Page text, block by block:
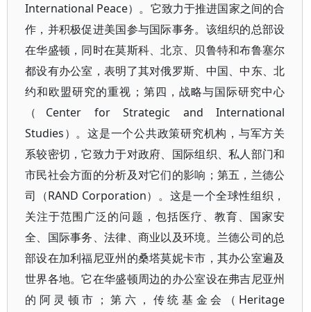
International Peace）。它致力于推进国家之间的合
作，并积极促进美国参与国际事务。该组织的总部设
在华盛顿，同时在莫斯科、北京、贝鲁特和布鲁塞尔
都设有办公室，表明了其对俄罗斯、中国、中东、北
约和欧盟研究的重视；第四，战略与国际研究中心
（Center for Strategic and International
Studies）。这是一个公共政策研究机构，与军方关
系较密切，它致力于对政府、国际组织、私人部门和
市民社会方面的分析及对它们的影响；第五，兰德公
司（RAND Corporation）。这是一个全球性组织，
关注于范围广泛的问题，包括医疗、教育、国家安
全、国际事务、法律、商业以及环境。兰德公司的总
部设在加利福尼亚州的桑塔莫妮卡市，其办公室遍及
世界各地。它在华盛顿周边的办公室设在弗吉尼亚州
的阿灵顿市；第六，传统基金会（Heritage